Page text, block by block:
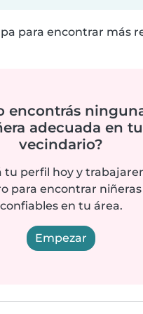
para encontrar más
encontrás
adecuada en tu
vecindario?
tu perfil hoy y
para encontrar niñeras
confiables en tu área.
Empezar